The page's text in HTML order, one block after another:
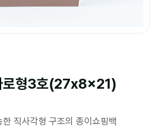
로형3호(27x8x21)
직사각형 구조의 종이쇼핑백